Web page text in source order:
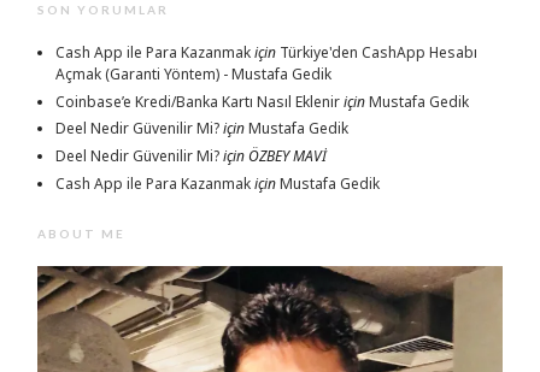
SON YORUMLAR
Cash App ile Para Kazanmakiçin Türkiye'den CashApp Hesabı
Açmak (Garanti Yöntem) - Mustafa Gedik
Coinbase’e Kredi/Banka Kartı Nasıl EkleniriçinMustafa Gedik
Deel Nedir Güvenilir Mi?içinMustafa Gedik
Deel Nedir Güvenilir Mi?içinÖZBEY MAVİ
Cash App ile Para KazanmakiçinMustafa Gedik
ABOUT ME